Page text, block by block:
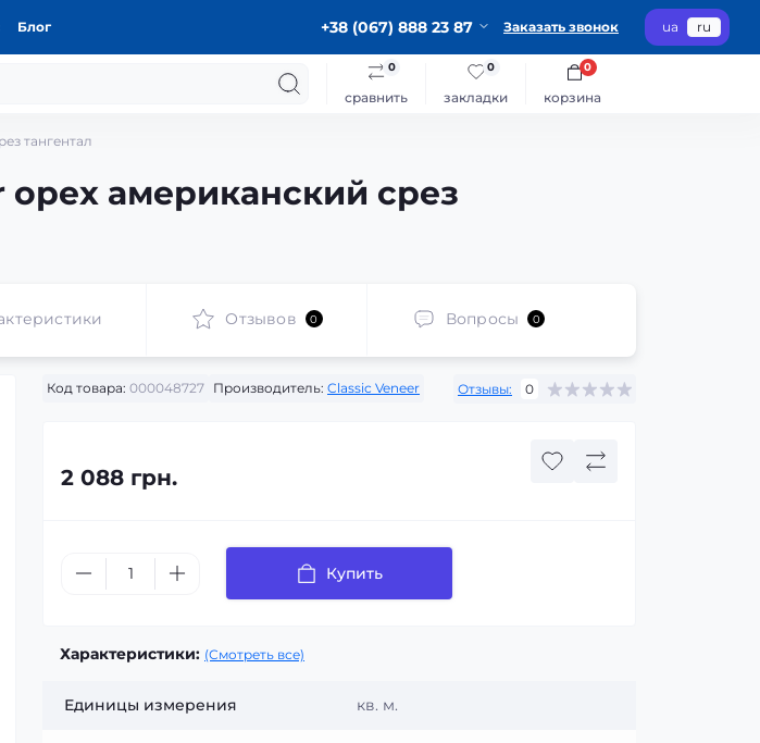
Блог +38 (067) 888 23 87 Заказать звонок ua ru
сравнить
0
закладки
0
корзина
0
тангентал
американский срез
Отзывов 0 Вопросы 0
Код товара: 000048727 Производитель: Classic Veneer Отзывы: 0
2 088 грн.
Купить
Характеристики: (Смотреть все)
Единицы измерения кв. м.